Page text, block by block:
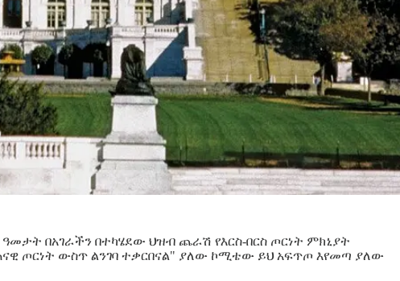
በአገራችን በተካሄደው ህዝብ ጨራሽ የእርስ-በርስ ጦርነት ምክኒያት
ጦርነት ውስጥ ልንገባ ተቃርበናል" ያለው ኮሚቴው ይህ አፍጥጦ እየመጣ ያለው